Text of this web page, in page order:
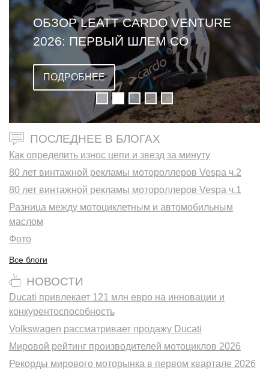
ОБЗОР LEATT CARDO VENTURE
2026: ПЕРВЫЙ ШЛЕМ СО
ВСТРОЕННОЙ ГАРНИТУРОЙ
ПОДРОБНЕЕ
ПОСЛЕДНЕЕ В БЛОГАХ
Как определить износ цепи и звезд за минуту
80 лет винтажной рекламы мотороллеров Vespa ч.2
80 лет винтажной рекламы мотороллеров Vespa ч.1
Разница между мотоциклетным и автомобильным
маслом
Фото
Все блоги
НОВОСТИ
Ducati привлекает 121 млн евро на инновации и
конкурентоспособность
Volkswagen рассматривает продажу Ducati
Мировой рейтинг производителей мотоциклов 2026
Рекорды мирового моторынка в первом квартале 2026